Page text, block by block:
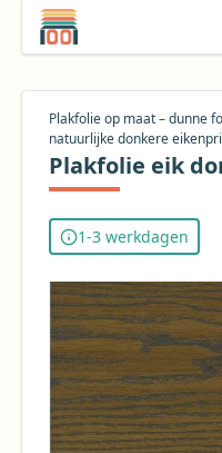
Plakfolie op maat – dunne
natuurlijke donkere
Plakfolie eik
1-3 werkdagen